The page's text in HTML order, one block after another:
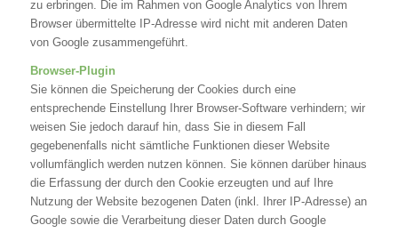
zu erbringen. Die im Rahmen von Google Analytics von Ihrem
Browser übermittelte IP-Adresse wird nicht mit anderen Daten
von Google zusammengeführt.
Browser-Plugin
Sie können die Speicherung der Cookies durch eine
entsprechende Einstellung Ihrer Browser-Software verhindern; wir
weisen Sie jedoch darauf hin, dass Sie in diesem Fall
gegebenenfalls nicht sämtliche Funktionen dieser Website
vollumfänglich werden nutzen können. Sie können darüber hinaus
die Erfassung der durch den Cookie erzeugten und auf Ihre
Nutzung der Website bezogenen Daten (inkl. Ihrer IP-Adresse) an
Google sowie die Verarbeitung dieser Daten durch Google